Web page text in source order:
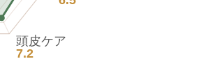
頭皮ケア
7.2